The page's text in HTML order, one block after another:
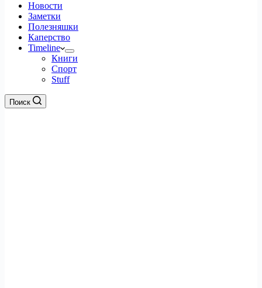
Новости
Заметки
Полезняшки
Каперство
Timeline
Книги
Спорт
Stuff
Поиск